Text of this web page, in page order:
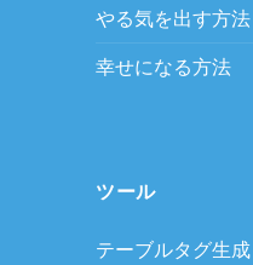
やる気を出す方法
幸せになる方法
ツール
テーブルタグ生成